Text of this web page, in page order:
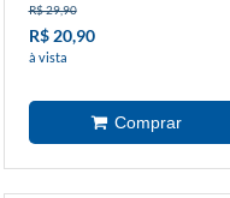
R$ 29,90
R$ 20,90
à vista